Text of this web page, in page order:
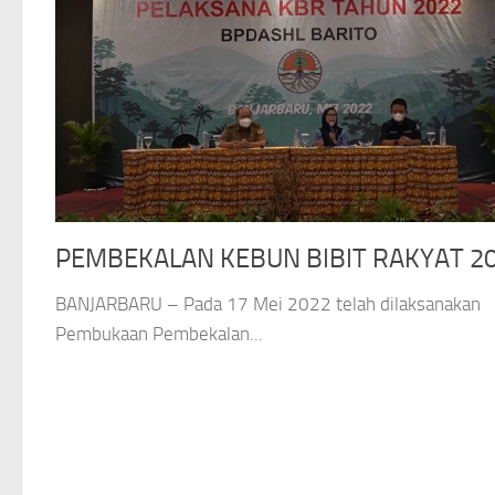
PEMBEKALAN KEBUN BIBIT RAKYAT
BANJARBARU – Pada 17 Mei 2022 telah dilaksanakan
Pembukaan Pembekalan...